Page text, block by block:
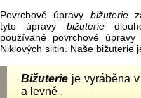
Povrchové úpravy bižuterie
tyto úpravy bižuterie
používané povrchové
Niklových slitin. Naše bižuterie
Bižuterie je vyráběna
a levně .